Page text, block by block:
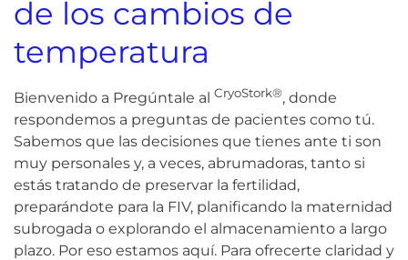
de los cambios de
temperatura
Bienvenido a Pregúntale al CryoStork®, donde
respondemos a preguntas de pacientes como tú.
Sabemos que las decisiones que tienes ante ti son
muy personales y, a veces, abrumadoras, tanto si
estás tratando de preservar la fertilidad,
preparándote para la FIV, planificando la maternidad
subrogada o explorando el almacenamiento a largo
plazo. Por eso estamos aquí. Para ofrecerte claridad y